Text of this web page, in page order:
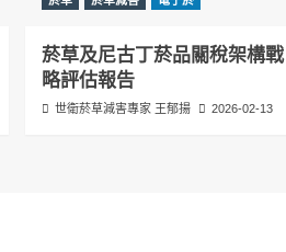
菸草及尼古丁菸品關稅架構戰
略評估報告
世衛菸草減害專家 王郁揚 2026-02-13